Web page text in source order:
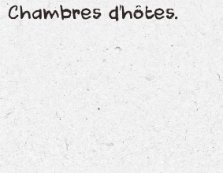
Chambres d’hôtes.